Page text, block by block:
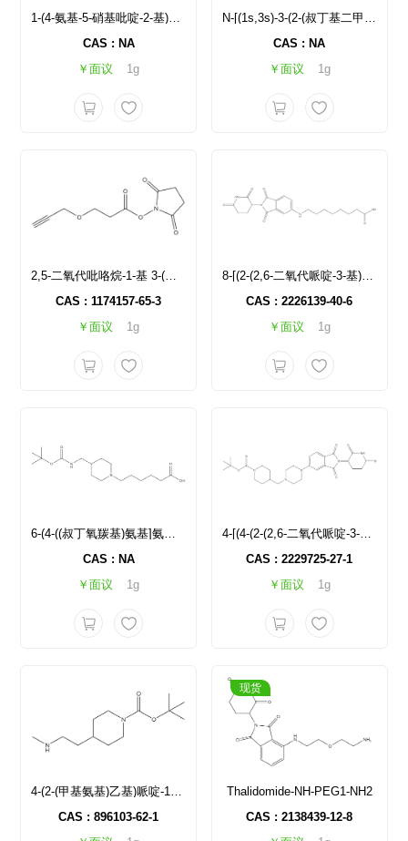
1-(4-氨基-5-硝基吡啶-2-基)氮杂环丁烷-3-醇
CAS : NA
￥面议
1g
N-[(1s,3s)-3-(2-(叔丁基二甲基硅基)氧基]乙氧基)环丁基]氨基甲酸叔丁酯
CAS : NA
￥面议
1g
2,5-二氧代吡咯烷-1-基 3-(丙基-2-炔-1-基氧基)丙酸酯
CAS : 1174157-65-3
￥面议
1g
8-[(2-(2,6-二氧代哌啶-3-基)-1,3-二氧代-2,3-二氢-1H-异吲哚-5-基)氨基]辛酸
CAS : 2226139-40-6
￥面议
1g
6-(4-((叔丁氧羰基)氨基]氨基甲基)哌啶-1-基)己酸
CAS : NA
￥面议
1g
4-[(4-(2-(2,6-二氧代哌啶-3-基)-1,3-二氧代-2,3-二氢-1H-异吲哚-5-基)哌嗪-1-基)甲基]哌啶-1-羧酸叔丁酯
CAS : 2229725-27-1
￥面议
1g
4-(2-(甲基氨基)乙基)哌啶-1-羧酸叔丁酯
CAS : 896103-62-1
现货
Thalidomide-NH-PEG1-NH2
CAS : 2138439-12-8